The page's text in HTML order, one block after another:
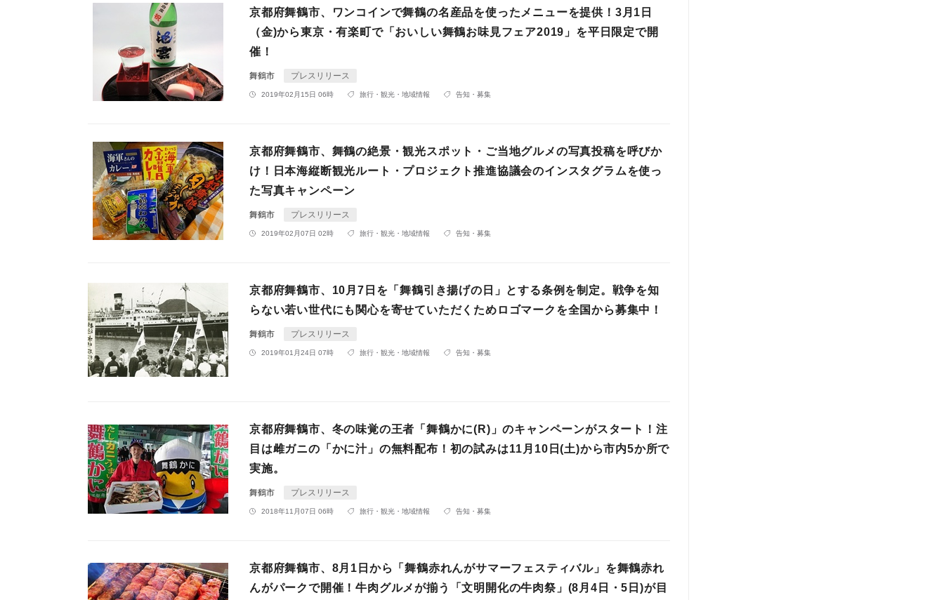
京都府舞鶴市、ワンコインで舞鶴の名産品を使ったメニューを提供！3月1日
（金)から東京・有楽町で「おいしい舞鶴お味見フェア2019」を平日限定で開
催！
舞鶴市 プレスリリース
2019年02月15日 06時 旅行・観光・地域情報 告知・募集
京都府舞鶴市、舞鶴の絶景・観光スポット・ご当地グルメの写真投稿を呼びか
け！日本海縦断観光ルート・プロジェクト推進協議会のインスタグラムを使っ
た写真キャンペーン
舞鶴市 プレスリリース
2019年02月07日 02時 旅行・観光・地域情報 告知・募集
京都府舞鶴市、10月7日を「舞鶴引き揚げの日」とする条例を制定。戦争を知
らない若い世代にも関心を寄せていただくためロゴマークを全国から募集中！
舞鶴市 プレスリリース
2019年01月24日 07時 旅行・観光・地域情報 告知・募集
京都府舞鶴市、冬の味覚の王者「舞鶴かに(R)」のキャンペーンがスタート！注
目は雌ガニの「かに汁」の無料配布！初の試みは11月10日(土)から市内5か所で
実施。
舞鶴市 プレスリリース
2018年11月07日 06時 旅行・観光・地域情報 告知・募集
京都府舞鶴市、8月1日から「舞鶴赤れんがサマーフェスティバル」を舞鶴赤れ
んがパークで開催！牛肉グルメが揃う「文明開化の牛肉祭」(8月4日・5日)が目